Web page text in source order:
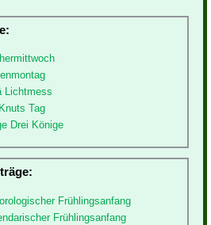
Lichtmess
Tag
Drei Könige
Frühlingsanfang
Frühlingsanfang